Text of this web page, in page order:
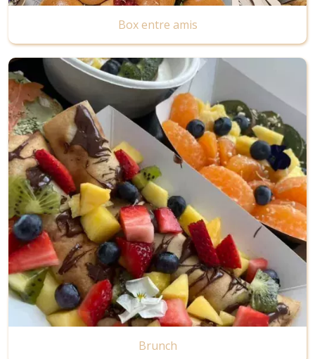
Box entre amis
Image
Brunch